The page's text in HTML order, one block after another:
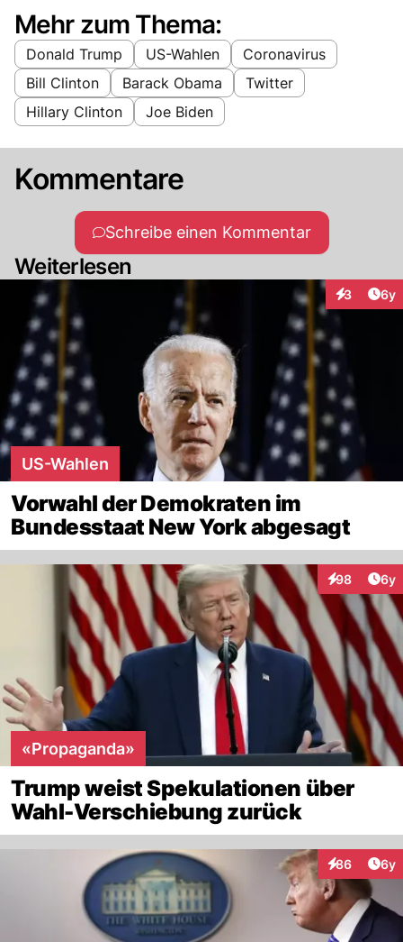
Mehr zum Thema:
Donald Trump US-Wahlen
Coronavirus
Bill Clinton
Barack Obama
Twitter
Hillary Clinton
Joe Biden
Kommentare
Schreibe einen Kommentar
Weiterlesen
3 6y
US-Wahlen
Vorwahl der Demokraten im
Bundesstaat New York abgesagt
98
Interaktionen
6y
«Propaganda»
Trump weist Spekulationen über
Wahl-Verschiebung zurück
86
Interaktionen
6y